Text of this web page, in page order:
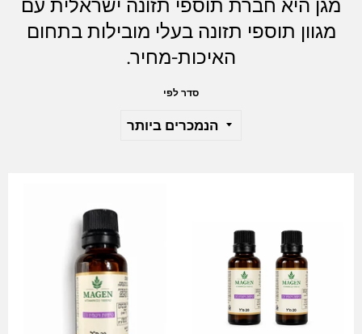
מגן היא חברת תוספי תזונה ישראלית עם
מגוון תוספי תזונה בעלי מובילות בתחום
האיכות-מחיר.
סדר לפי